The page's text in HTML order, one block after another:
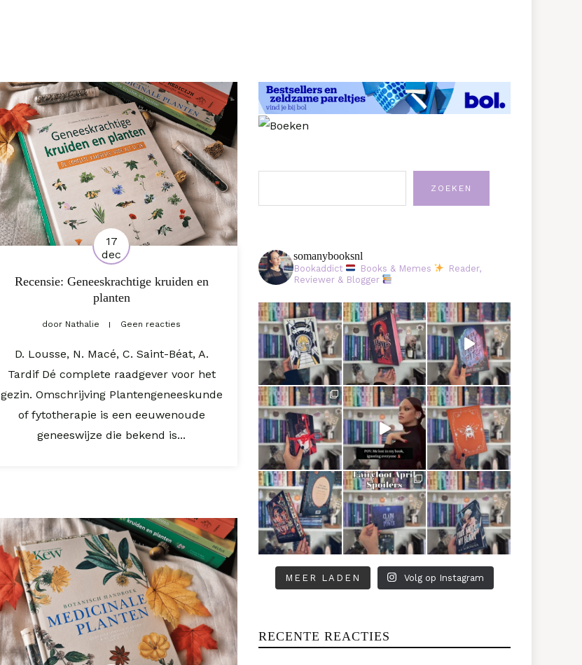
17
dec
Recensie: Geneeskrachtige kruiden en
planten
door Nathalie Geen reacties
D. Lousse, N. Macé, C. Saint-Béat, A.
Tardif Dé complete raadgever voor het
gezin. Omschrijving Plantengeneeskunde
of fytotherapie is een eeuwenoude
geneeswijze die bekend is...
ZOEKEN
somanybooksnl
Bookaddict Books & Memes
Reader,
Reviewer & Blogger
MEER LADEN Volg op Instagram
RECENTE REACTIES